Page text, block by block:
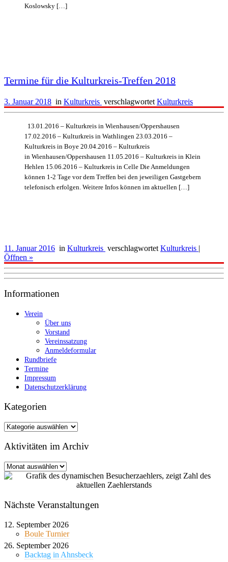
Koslowsky […]
Termine für die Kulturkreis-Treffen 2018
3. Januar 2018 in Kulturkreis verschlagwortet Kulturkreis
13.01.2016 – Kulturkreis in Wienhausen/Oppershausen
17.02.2016 – Kulturkreis in Wathlingen 23.03.2016 –
Kulturkreis in Boye 20.04.2016 – Kulturkreis
in Wienhausen/Oppershausen 11.05.2016 – Kulturkreis in Klein
Hehlen 15.06.2016 – Kulturkreis in Celle Die Anmeldungen
können 1-2 Tage vor dem Treffen bei den jeweiligen Gastgebern
telefonisch erfolgen. Weitere Infos können im aktuellen […]
11. Januar 2016 in Kulturkreis verschlagwortet Kulturkreis |
Öffnen »
Informationen
Verein
Über uns
Vorstand
Vereinssatzung
Anmeldeformular
Rundbriefe
Termine
Impressum
Datenschutzerklärung
Kategorien
Kategorien
Aktivitäten im Archiv
Aktivitäten
im
Nächste Veranstaltungen
12. September 2026
Boule Turnier
26. September 2026
Backtag in Ahnsbeck